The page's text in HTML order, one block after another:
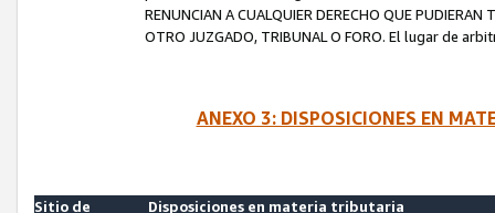
RENUNCIAN A CUALQUIER DERECHO QUE
OTRO JUZGADO, TRIBUNAL O FORO. El lugar de
ANEXO 3: DISPOSICIONES EN
Sitio de
Disposiciones en materia tributaria